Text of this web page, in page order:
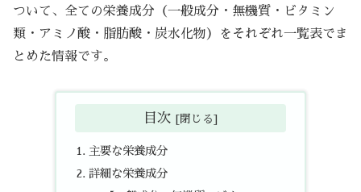
ついて、全ての栄養成分（一般成分・無機質・ビタミン
類・アミノ酸・脂肪酸・炭水化物）をそれぞれ一覧表でま
とめた情報です。
目次
主要な栄養成分
詳細な栄養成分